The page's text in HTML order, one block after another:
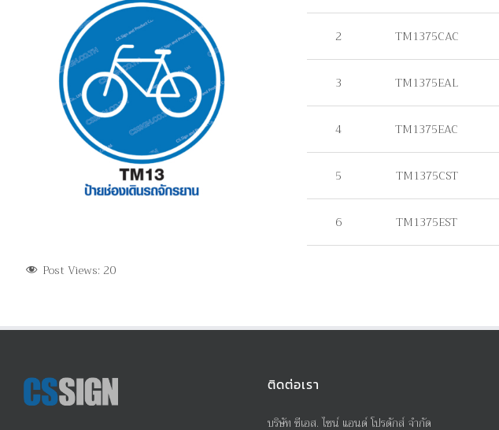
2 TM1375CAC
3 TM1375EAL
4 TM1375EAC
5 TM1375CST
6 TM1375EST
Post Views: 20
ติดต่อเรา
บริษัท ซีเอส. ไซน์ แอนด์ โปรดักส์ จำกัด